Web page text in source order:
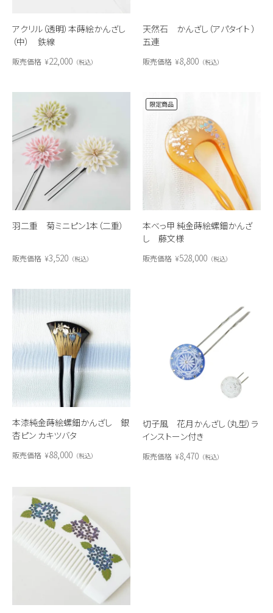
アクリル（透明）本蒔絵かんざし
（中） 鉄線
販売価格 ¥22,000 税込
天然石 かんざし（アパタイト ）
五連
販売価格 ¥8,800 税込
羽二重 菊ミニピン1本（二重）
販売価格 ¥3,520 税込
本べっ甲 純金蒔絵螺鈿かんざ
し 藤文様
限定商品
販売価格 ¥528,000 税込
本漆純金蒔絵螺鈿かんざし 銀
杏ピン カキツバタ
販売価格 ¥88,000 税込
切子風 花月かんざし（丸型）ラ
インストーン付き
販売価格 ¥8,470 税込